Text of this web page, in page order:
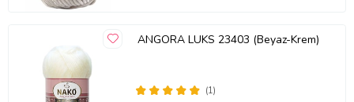
ANGORA LUKS 23403 (Beyaz-Krem)
(1)